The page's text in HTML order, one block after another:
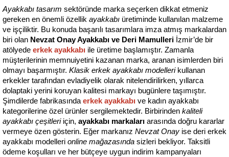
Ayakkabı tasarım sektöründe marka seçerken dikkat etmeniz
gereken en önemli özellik ayakkabı üretiminde kullanılan malzeme
ve işçiliktir. Bu konuda başarılı tasarımlara imza atmış markalardan
biri olan Nevzat Onay Ayakkabı ve Deri Mamulleri İzmir’de bir
atölyede erkek ayakkabı ile üretime başlamıştır. Zamanla
müşterilerinin memnuiyetini kazanan marka, aranan isimlerden biri
olmayı başarmıştır. Klasik erkek ayakkabı modelleri kullanan
erkekler tarafından evladiyelik olarak nitelendirilirken, yıllarca
dolaptaki yerini koruyan kalitesi markayı bugünlere taşımıştır.
Şimdilerde fabrikasında erkek ayakkabı ve kadın ayakkabı
kategorilerine özel ürünler sergilemektedir. Birbirinden kaliteli
ayakkabı çeşitleri için, ayakkabı markaları arasında doğru kararlar
vermeye özen gösterin. Eğer markanız Nevzat Onay ise deri erkek
ayakkabı modelleri online mağazasında sizleri bekliyor. Taksitli
ödeme koşulları ve her bütçeye uygun indirim kampanyaları